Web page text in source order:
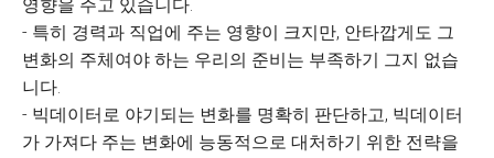
영향을 주고 있습니다.
- 특히 경력과 직업에 주는 영향이 크지만, 안타깝게도 그
변화의 주체여야 하는 우리의 준비는 부족하기 그지 없습
니다.
- 빅데이터로 야기되는 변화를 명확히 판단하고, 빅데이터
가 가져다 주는 변화에 능동적으로 대처하기 위한 전략을